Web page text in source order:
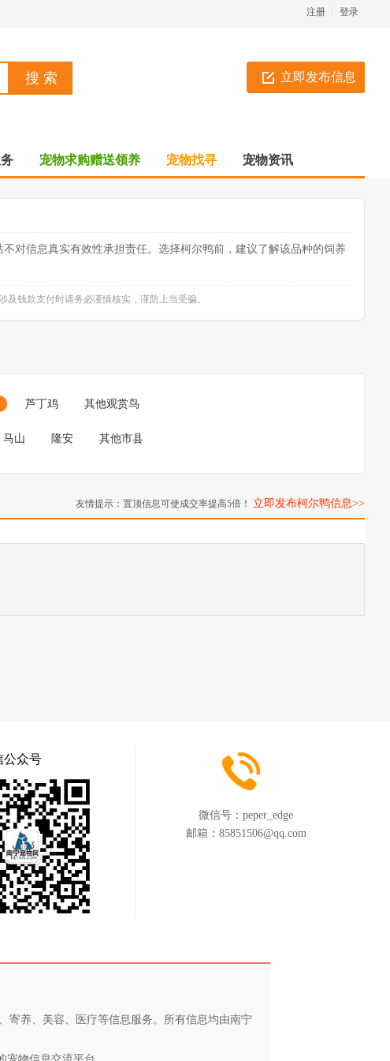
登录
注册
立即发布信息
宠物求购赠送领养 宠物找寻 宠物资讯
对信息真实有效性承担责任。选择柯尔鸭前，建议了解该品种的饲养
钱款支付时请务必谨慎核实，谨防上当受骗。
芦丁鸡 其他观赏鸟
马山 隆安 其他市县
友情提示：置顶信息可使成交率提高5倍！ 立即发布柯尔鸭信息>>
公众号
微信号： peper_edge
邮箱： 85851506@qq.com
寄养、美容、医疗等信息服务。所有信息均由南宁